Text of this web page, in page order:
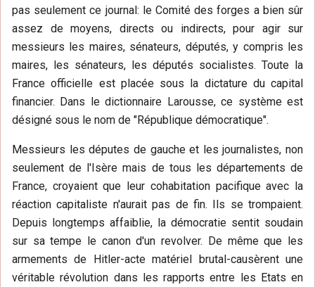
pas seulement ce journal: le Comité des forges a bien sûr
assez de moyens, directs ou indirects, pour agir sur
messieurs les maires, sénateurs, députés, y compris les
maires, les sénateurs, les députés socialistes. Toute la
France officielle est placée sous la dictature du capital
financier. Dans le dictionnaire Larousse, ce système est
désigné sous le nom de "République démocratique".
Messieurs les députes de gauche et les journalistes, non
seulement de l'Isère mais de tous les départements de
France, croyaient que leur cohabitation pacifique avec la
réaction capitaliste n'aurait pas de fin. Ils se trompaient.
Depuis longtemps affaiblie, la démocratie sentit soudain
sur sa tempe le canon d'un revolver. De même que les
armements de Hitler-acte matériel brutal-causèrent une
véritable révolution dans les rapports entre les Etats en